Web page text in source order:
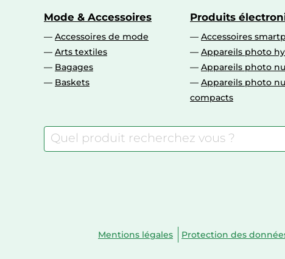
Mode & Accessoires
Accessoires de mode
Arts textiles
Bagages
Baskets
Produits
Accessoires
Appareils photo
Appareils photo
Appareils photo
compacts
Mentions légales Protection des